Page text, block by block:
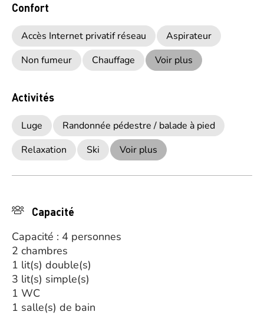
Confort
Accès Internet privatif réseau
Aspirateur
Non fumeur
Chauffage Voir plus
Activités
Luge
Randonnée pédestre / balade à pied
Relaxation
Ski Voir plus
Capacité
Capacité : 4 personnes
2 chambres
1 lit(s) double(s)
3 lit(s) simple(s)
1 WC
1 salle(s) de bain